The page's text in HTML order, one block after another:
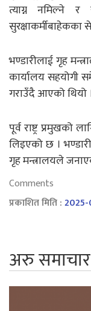
त्याग्न नमिल्ने
सुरक्षाकर्मीबाहेकका
भण्डारीलाई गृह
कार्यालय सहयोगी
गराउँदै आएको थियो
पूर्व राष्ट्र प्रमुखको
लिइएको छ ।
गृह मन्त्रालयले
Comments
प्रकाशित मिति :
अरु समाचार